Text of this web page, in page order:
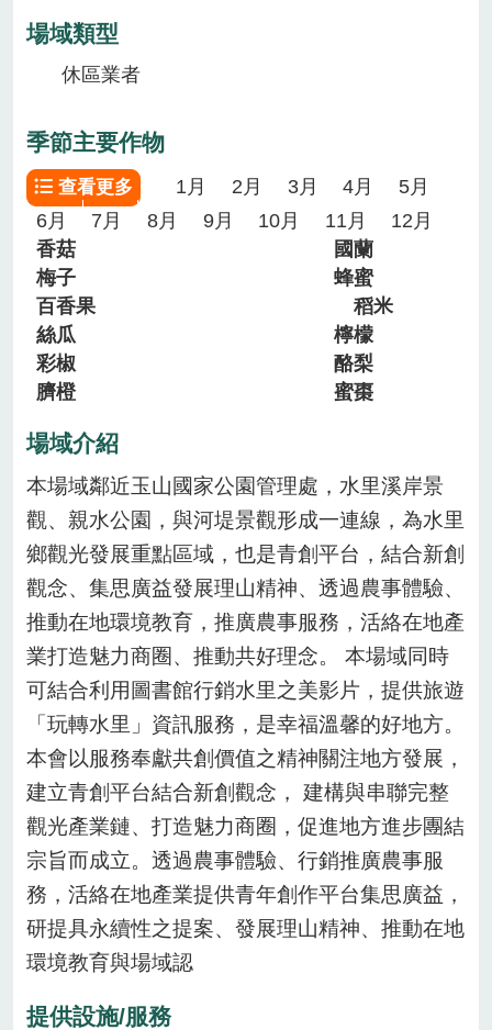
場域類型
休區業者
季節主要作物
查看更多 1月 2月 3月 4月
5月
6月
7月 8月 9月 10月 11月
12月
香菇
國蘭
梅子
蜂蜜
百香果
稻米
絲瓜
檸檬
彩椒
酪梨
臍橙
蜜棗
場域介紹
本場域鄰近玉山國家公園管理處，水里溪岸景
觀、親水公園，與河堤景觀形成一連線，為水里
鄉觀光發展重點區域，也是青創平台，結合新創
觀念、集思廣益發展理山精神、透過農事體驗、
推動在地環境教育，推廣農事服務，活絡在地產
業打造魅力商圈、推動共好理念。 本場域同時
可結合利用圖書館行銷水里之美影片，提供旅遊
「玩轉水里」資訊服務，是幸福溫馨的好地方。
本會以服務奉獻共創價值之精神關注地方發展，
建立青創平台結合新創觀念， 建構與串聯完整
觀光產業鏈、打造魅力商圈，促進地方進步團結
宗旨而成立。透過農事體驗、行銷推廣農事服
務，活絡在地產業提供青年創作平台集思廣益，
研提具永續性之提案、發展理山精神、推動在地
環境教育與場域認
提供設施/服務